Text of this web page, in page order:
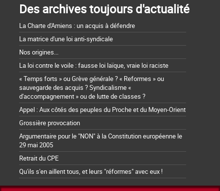
Des archives toujours d'actualité
La Charte d'Amiens : un acquis à défendre
La matrice d'une loi anti-syndicale
Nos origines...
La loi contre le voile : fausse loi laïque, vraie loi raciste
« Temps forts » ou Grève générale ? « Reformes » ou
sauvegarde des acquis ? Syndicalisme «
d'accompagnement » ou de lutte de classes ?
Appel : Aux côtés des peuples du Proche et du Moyen-Orient
Grossière provocation
Argumentaire pour le "NON" à la Constitution européenne le
29 mai 2005
Retrait du CPE
Qu'ils s'en aillent tous, et leurs "réformes" avec eux !